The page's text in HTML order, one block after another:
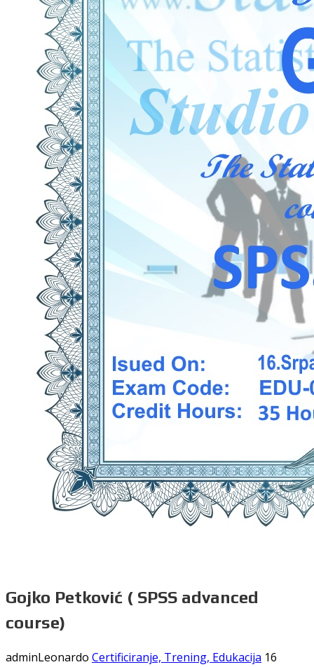
Gojko Petković ( SPSS advanced
course)
adminLeonardo Certificiranje, Trening, Edukacija 16